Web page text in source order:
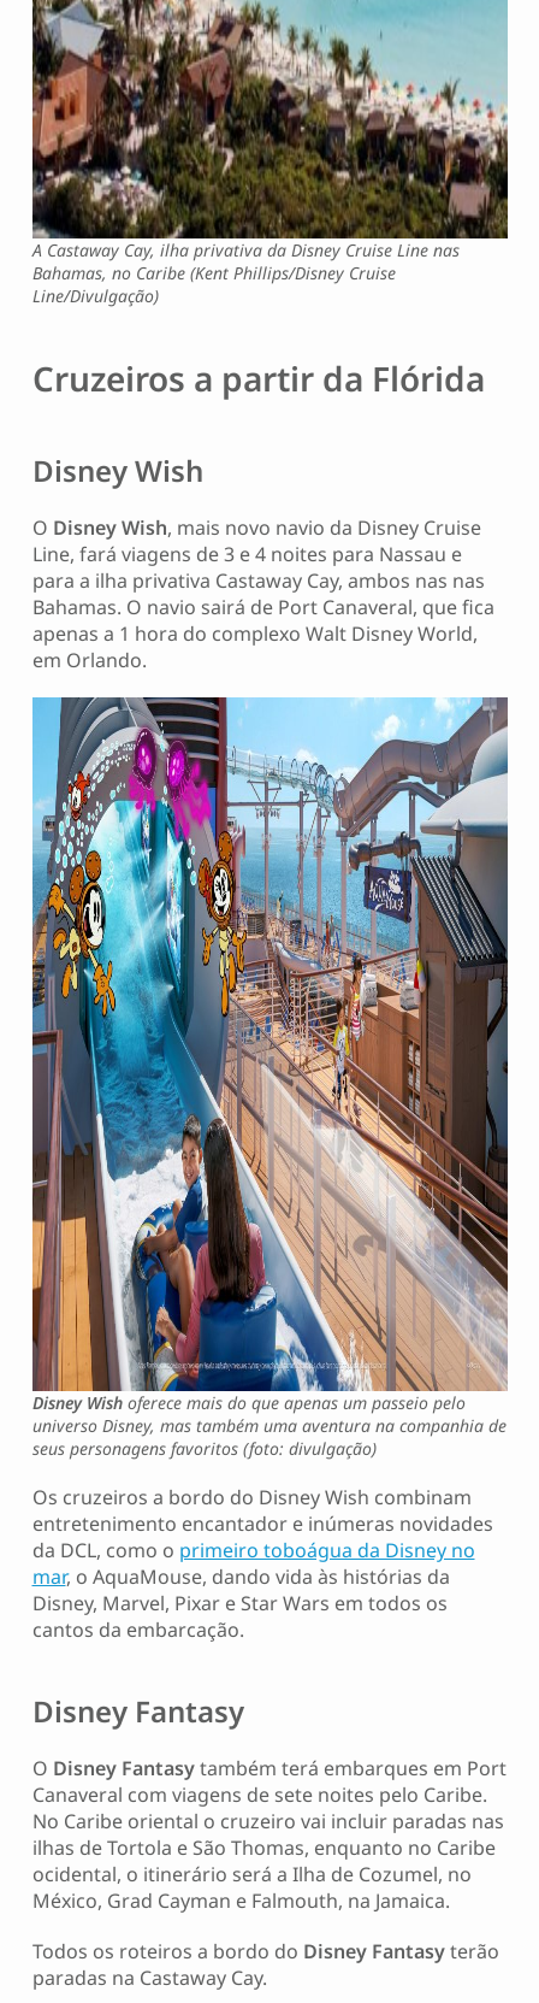
A Castaway Cay, ilha privativa da Disney Cruise Line nas
Bahamas, no Caribe (Kent Phillips/Disney Cruise
Line/Divulgação)
Cruzeiros a partir da Flórida
Disney Wish
O Disney Wish, mais novo navio da Disney Cruise
Line, fará viagens de 3 e 4 noites para Nassau e
para a ilha privativa Castaway Cay, ambos nas nas
Bahamas. O navio sairá de Port Canaveral, que fica
apenas a 1 hora do complexo Walt Disney World,
em Orlando.
Disney Wish oferece mais do que apenas um passeio pelo
universo Disney, mas também uma aventura na companhia de
seus personagens favoritos (foto: divulgação)
Os cruzeiros a bordo do Disney Wish combinam
entretenimento encantador e inúmeras novidades
da DCL, como o primeiro toboágua da Disney no
mar, o AquaMouse, dando vida às histórias da
Disney, Marvel, Pixar e Star Wars em todos os
cantos da embarcação.
Disney Fantasy
O Disney Fantasytambém terá embarques em Port
Canaveral com viagens de sete noites pelo Caribe.
No Caribe oriental o cruzeiro vai incluir paradas nas
ilhas de Tortola e São Thomas, enquanto no Caribe
ocidental, o itinerário será a Ilha de Cozumel, no
México, Grad Cayman e Falmouth, na Jamaica.
Todos os roteiros a bordo do Disney Fantasyterão
paradas na Castaway Cay.